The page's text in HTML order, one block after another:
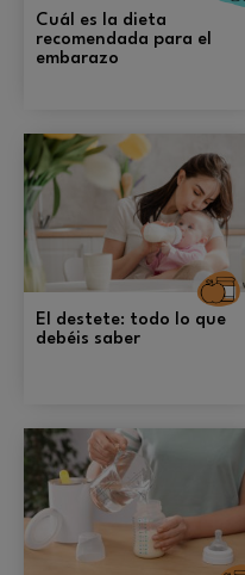
Cuál es la dieta
recomendada para el
embarazo
El destete: todo lo que
debéis saber